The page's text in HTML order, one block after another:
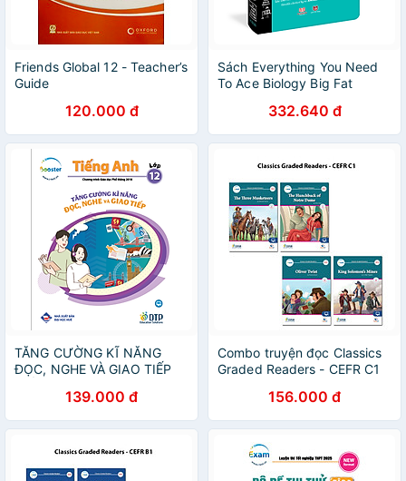
Friends Global 12 - Teacher’s
Guide
120.000 đ
Sách Everything You Need
To Ace Biology Big Fat
Học Tiếng Anh ) - Tổng Hợp
Kiến Thức Sinh Học Cho Học
Sinh Lớp 8 Đến Lớp 12 - Á
Châu Books, Bìa Cứng, In
Màu
332.640 đ
TĂNG CƯỜNG KĨ NĂNG
ĐỌC, NGHE VÀ GIAO TIẾP
139.000 đ
Combo truyện đọc Classics
Graded Readers - CEFR C1
156.000 đ